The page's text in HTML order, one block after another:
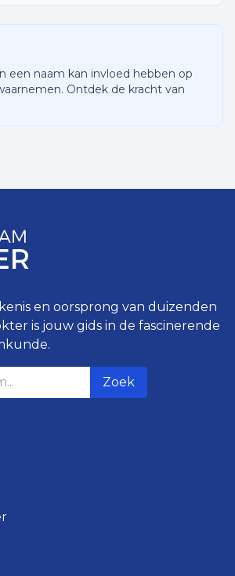
een naam kan invloed hebben op
Ontdek de kracht van
en oorsprong van duizenden
is jouw gids in de fascinerende
Zoek